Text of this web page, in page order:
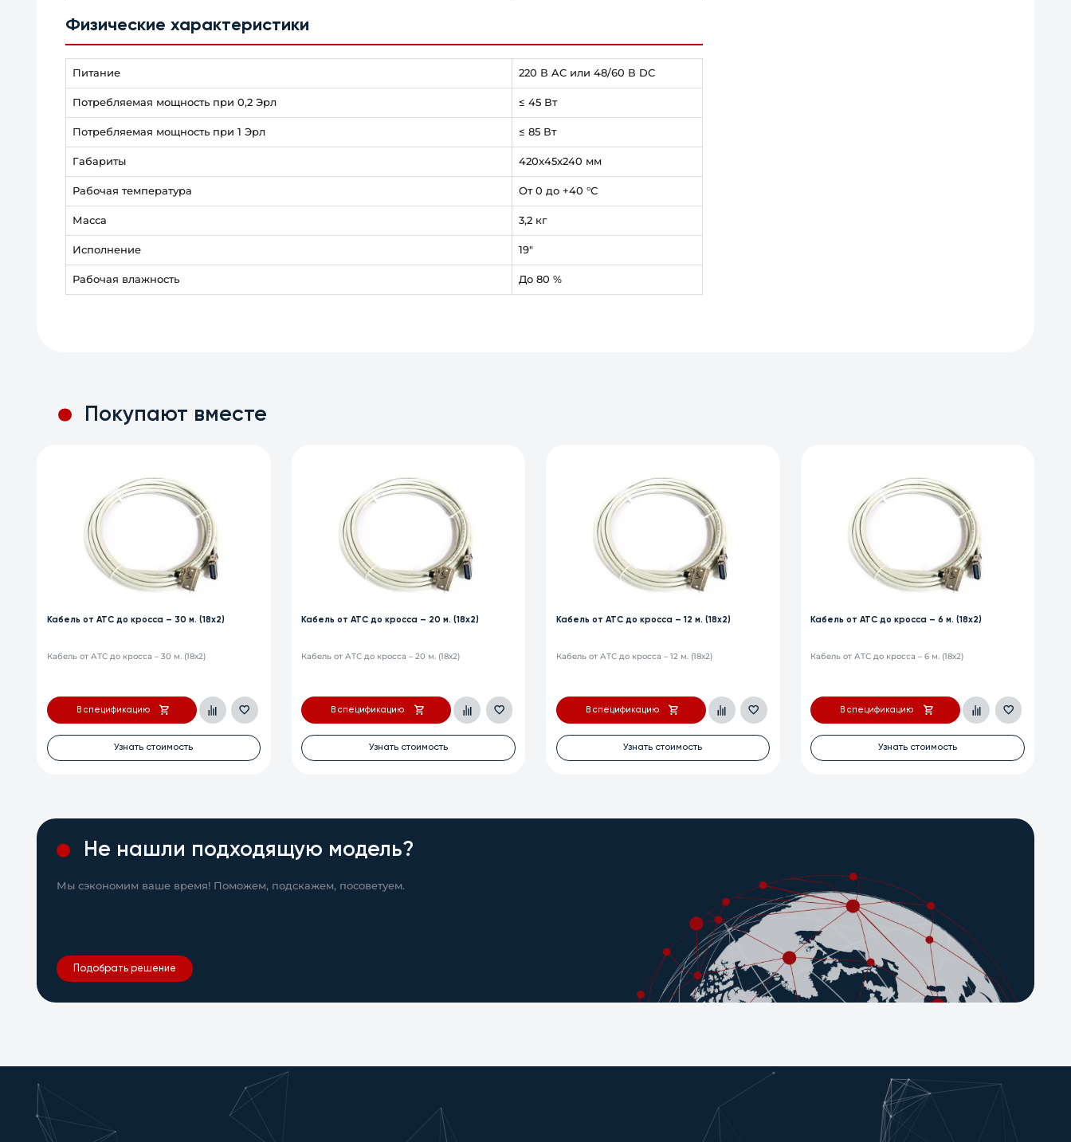
Физические характеристики
Питание 220 В AC или 48/60 В DC
Потребляемая мощность при 0,2 Эрл ≤ 45 Вт
Потребляемая мощность при 1 Эрл ≤ 85 Вт
Габариты 420x45x240 мм
Рабочая температура От 0 до +40 °С
Масса 3,2 кг
Исполнение 19"
Рабочая влажность До 80 %
Покупают вместе
Кабель от АТС до кросса – 20 м. (18х2)
Кабель от АТС до кросса – 20 м. (18х2)
В спецификацию
Узнать стоимость
Кабель от АТС до кросса – 12 м. (18х2)
Кабель от АТС до кросса – 12 м. (18х2)
В спецификацию
Узнать стоимость
Кабель от АТС до кросса – 6 м. (18х2)
Кабель от АТС до кросса – 6 м. (18х2)
В спецификацию
Узнать стоимость
Кабель от АТС до кросса – 4 м. (18х2)
Кабель от АТС до кросса – 4 м. (18х2)
В спецификацию
Узнать стоимость
Не нашли подходящую модель?
Мы сэкономим ваше время! Поможем, подскажем, посоветуем.
Подобрать решение